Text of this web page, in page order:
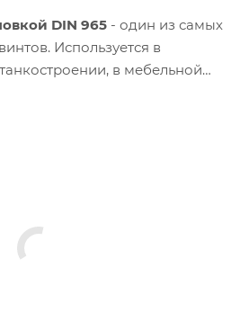
DIN 965 - один из самых
Используется в
в мебельной
установка крепежа
и при высоких температурах.